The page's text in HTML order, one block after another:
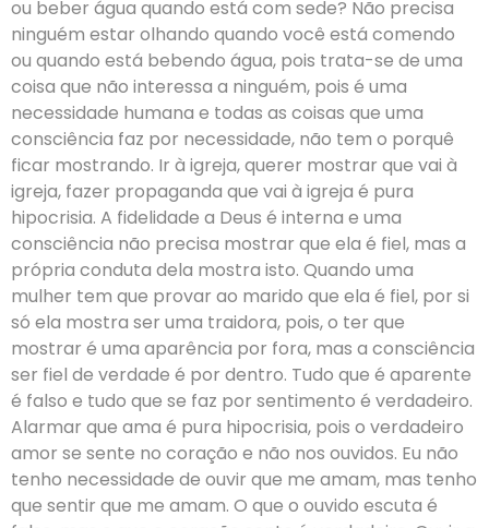
ou beber água quando está com sede? Não precisa
ninguém estar olhando quando você está comendo
ou quando está bebendo água, pois trata-se de uma
coisa que não interessa a ninguém, pois é uma
necessidade humana e todas as coisas que uma
consciência faz por necessidade, não tem o porquê
ficar mostrando. Ir à igreja, querer mostrar que vai à
igreja, fazer propaganda que vai à igreja é pura
hipocrisia. A fidelidade a Deus é interna e uma
consciência não precisa mostrar que ela é fiel, mas a
própria conduta dela mostra isto. Quando uma
mulher tem que provar ao marido que ela é fiel, por si
só ela mostra ser uma traidora, pois, o ter que
mostrar é uma aparência por fora, mas a consciência
ser fiel de verdade é por dentro. Tudo que é aparente
é falso e tudo que se faz por sentimento é verdadeiro.
Alarmar que ama é pura hipocrisia, pois o verdadeiro
amor se sente no coração e não nos ouvidos. Eu não
tenho necessidade de ouvir que me amam, mas tenho
que sentir que me amam. O que o ouvido escuta é